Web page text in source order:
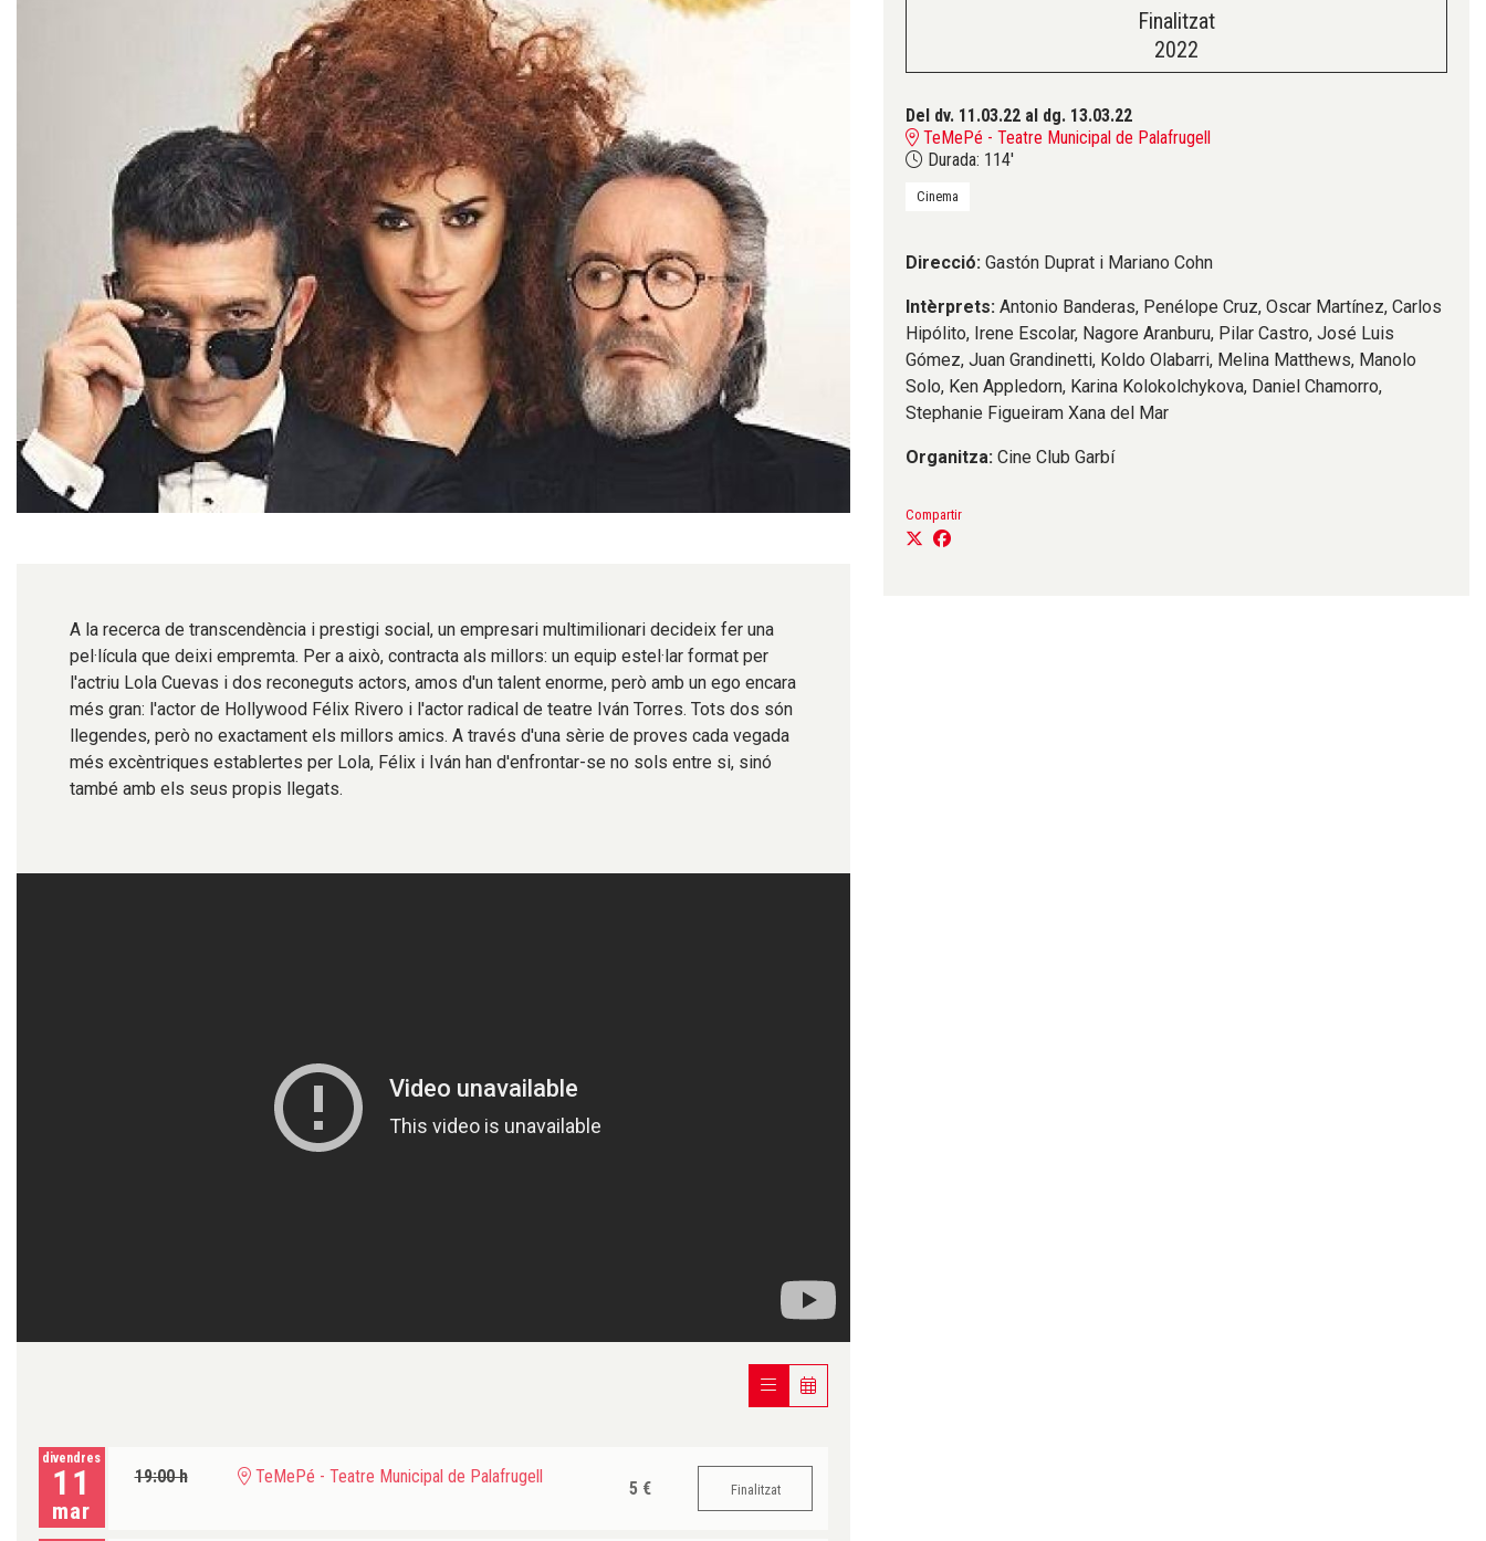
Finalitzat
2022
Del dv. 11.03.22 al dg. 13.03.22
TeMePé - Teatre Municipal de Palafrugell
Durada: 114'
Cinema
Direcció: Gastón Duprat i Mariano Cohn
Intèrprets: Antonio Banderas, Penélope Cruz, Oscar Martínez, Carlos
Hipólito, Irene Escolar, Nagore Aranburu, Pilar Castro, José Luis
Gómez, Juan Grandinetti, Koldo Olabarri, Melina Matthews, Manolo
Solo, Ken Appledorn, Karina Kolokolchykova, Daniel Chamorro,
Stephanie Figueiram Xana del Mar
Organitza: Cine Club Garbí
Compartir
A la recerca de transcendència i prestigi social, un empresari multimilionari decideix fer una
pel·lícula que deixi empremta. Per a això, contracta als millors: un equip estel·lar format per
l'actriu Lola Cuevas i dos reconeguts actors, amos d'un talent enorme, però amb un ego encara
més gran: l'actor de Hollywood Félix Rivero i l'actor radical de teatre Iván Torres. Tots dos són
llegendes, però no exactament els millors amics. A través d'una sèrie de proves cada vegada
més excèntriques establertes per Lola, Félix i Iván han d'enfrontar-se no sols entre si, sinó
també amb els seus propis llegats.
divendres
11
mar
19:00 h TeMePé - Teatre Municipal de Palafrugell
5 € Finalitzat